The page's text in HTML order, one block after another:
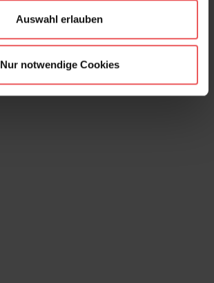
Auswahl erlauben
Nur notwendige Cookies